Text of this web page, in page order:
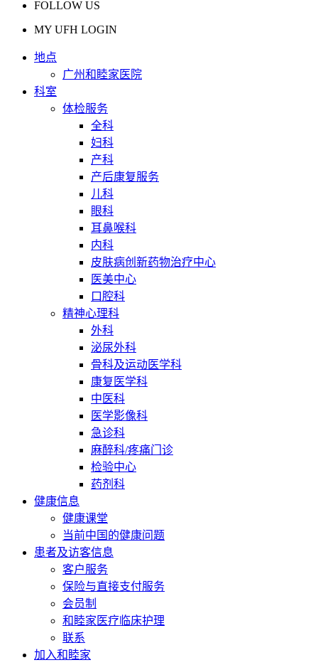
FOLLOW US
MY UFH LOGIN
地点
广州和睦家医院
科室
体检服务
全科
妇科
产科
产后康复服务
儿科
眼科
耳鼻喉科
内科
皮肤病创新药物治疗中心
医美中心
口腔科
精神心理科
外科
泌尿外科
骨科及运动医学科
康复医学科
中医科
医学影像科
急诊科
麻醉科/疼痛门诊
检验中心
药剂科
健康信息
健康课堂
当前中国的健康问题
患者及访客信息
客户服务
保险与直接支付服务
会员制
和睦家医疗临床护理
联系
加入和睦家